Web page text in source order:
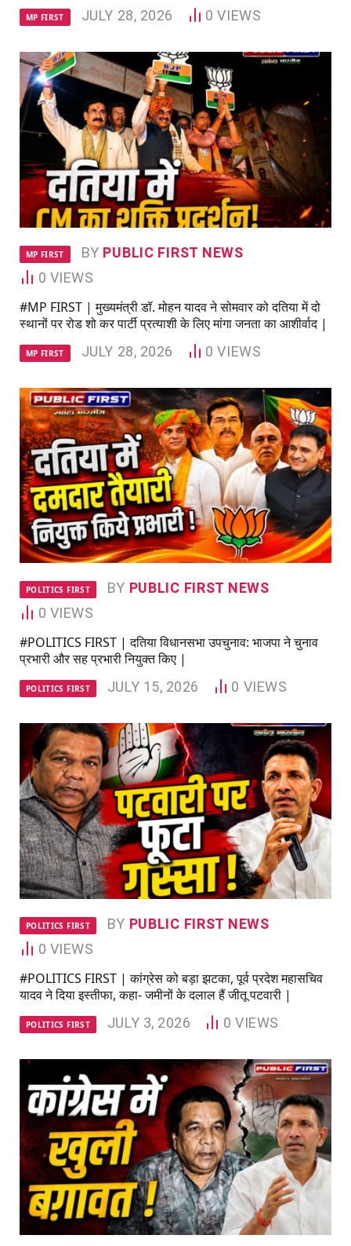
MP FIRST JULY 28, 2026 0VIEWS
MP FIRST BY PUBLIC FIRST NEWS
0 VIEWS
#MP FIRST | मुख्यमंत्री डॉ. मोहन यादव ने सोमवार को दतिया में दो
स्थानों पर रोड शो कर पार्टी प्रत्याशी के लिए मांगा जनता का आशीर्वाद |
MP FIRST JULY 28, 2026 0VIEWS
POLITICS FIRST BY PUBLIC FIRST NEWS
0 VIEWS
#POLITICS FIRST | दतिया विधानसभा उपचुनाव: भाजपा ने चुनाव
प्रभारी और सह प्रभारी नियुक्त किए |
POLITICS FIRST JULY 15, 2026 0 VIEWS
POLITICS FIRST BY PUBLIC FIRST NEWS
0 VIEWS
#POLITICS FIRST | कांग्रेस को बड़ा झटका, पूर्व प्रदेश महासचिव
यादव ने दिया इस्तीफा, कहा- जमीनों के दलाल हैं जीतू पटवारी |
POLITICS FIRST JULY 3, 2026 0VIEWS